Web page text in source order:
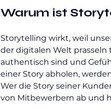
Warum ist
Storytelling wirkt, weil
der digitalen Welt
authentisch sind und
einer Story abholen,
Wer die Story seiner
von Mitbewerbern ab und